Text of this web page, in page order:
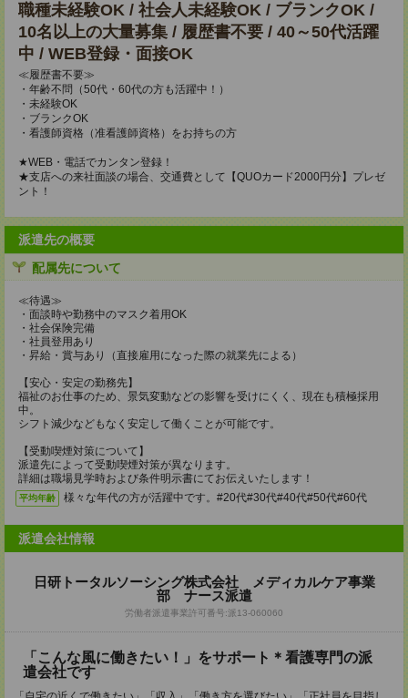
職種未経験OK / 社会人未経験OK / ブランクOK /
10名以上の大量募集 / 履歴書不要 / 40～50代活躍
中 / WEB登録・面接OK
≪履歴書不要≫
・年齢不問（50代・60代の方も活躍中！）
・未経験OK
・ブランクOK
・看護師資格（准看護師資格）をお持ちの方
★WEB・電話でカンタン登録！
★支店への来社面談の場合、交通費として【QUOカード2000円分】プレゼ
ント！
派遣先の概要
配属先について
≪待遇≫
・面談時や勤務中のマスク着用OK
・社会保険完備
・社員登用あり
・昇給・賞与あり（直接雇用になった際の就業先による）
【安心・安定の勤務先】
福祉のお仕事のため、景気変動などの影響を受けにくく、現在も積極採用
中。
シフト減少などもなく安定して働くことが可能です。
【受動喫煙対策について】
派遣先によって受動喫煙対策が異なります。
詳細は職場見学時および条件明示書にてお伝えいたします！
平均年齢 様々な年代の方が活躍中です。#20代#30代#40代#50代#60代
派遣会社情報
日研トータルソーシング株式会社 メディカルケア事業
部 ナース派遣
労働者派遣事業許可番号:派13-060060
「こんな風に働きたい！」をサポート＊看護専門の派
遣会社です